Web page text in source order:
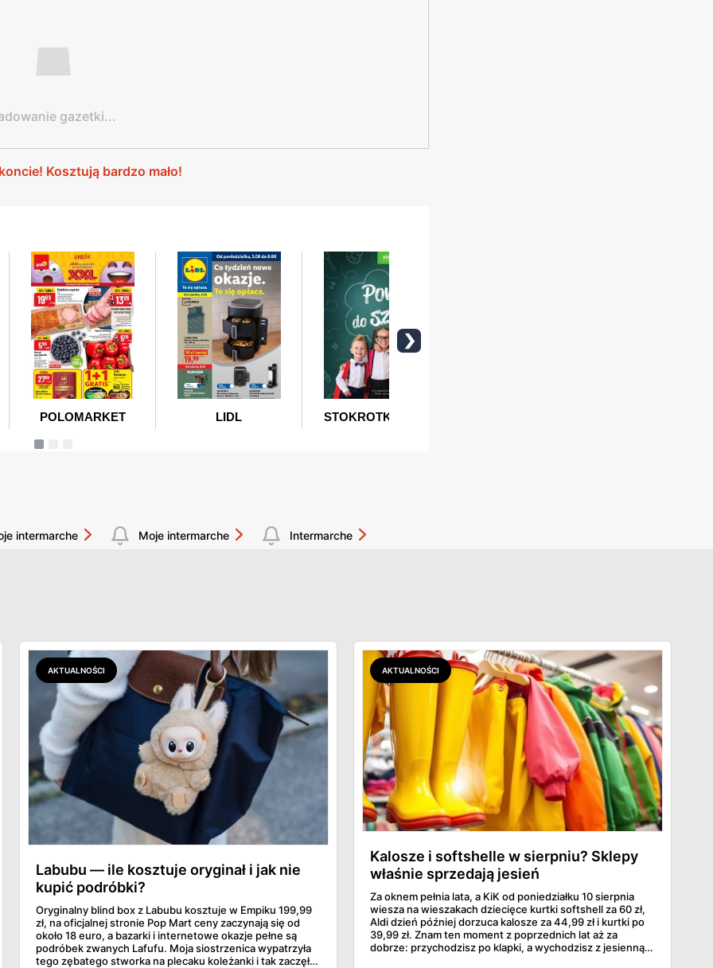
gazetki...
Kosztują bardzo mało!
intermarche Moje intermarche Intermarche
AKTUALNOŚCI
Labubu — ile kosztuje oryginał i jak nie
kupić podróbki?
Oryginalny blind box z Labubu kosztuje w Empiku 199,99
zł, na oficjalnej stronie Pop Mart ceny zaczynają się od
około 18 euro, a bazarki i internetowe okazje pełne są
podróbek zwanych Lafufu. Moja siostrzenica wypatrzyła
tego zębatego stworka na plecaku koleżanki i tak zaczęło
AKTUALNOŚCI
Kalosze i softshelle w sierpniu? Sklepy
właśnie sprzedają jesień
Za oknem pełnia lata, a KiK od poniedziałku 10 sierpnia
wiesza na wieszakach dziecięce kurtki softshell za 60 zł,
Aldi dzień później dorzuca kalosze za 44,99 zł i kurtki po
39,99 zł. Znam ten moment z poprzednich lat aż za
dobrze: przychodzisz po klapki, a wychodzisz z jesienną